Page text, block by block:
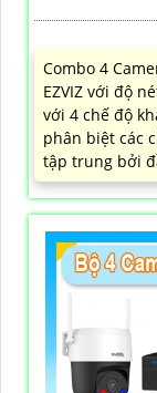
Combo 4
EZVIZ với độ
với 4 chế độ
phân biệt các
tập trung bởi